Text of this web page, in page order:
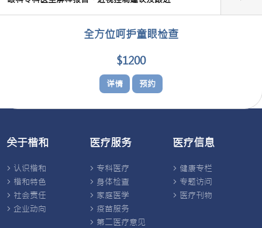
全方位呵护童眼检查
$1200
详情 预约
关于楷和
认识楷和
楷和特色
社会责任
企业动向
医疗服务
专科医疗
身体检查
家庭医学
疫苗服务
第二医疗意见
医疗信息
健康专栏
专题访问
医疗刊物